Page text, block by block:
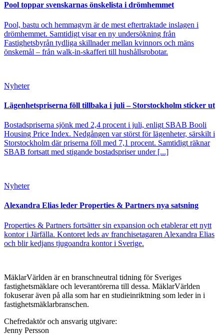
Pool toppar svenskarnas önskelista i drömhemmet
Pool, bastu och hemmagym är de mest eftertraktade inslagen i
drömhemmet. Samtidigt visar en ny undersökning från
Fastighetsbyrån tydliga skillnader mellan kvinnors och mäns
önskemål – från walk-in-skafferi till hushållsrobotar.
Nyheter
Lägenhetspriserna föll tillbaka i juli – Storstockholm sticker ut
Bostadspriserna sjönk med 2,4 procent i juli, enligt SBAB Booli
Housing Price Index. Nedgången var störst för lägenheter, särskilt i
Storstockholm där priserna föll med 7,1 procent. Samtidigt räknar
SBAB fortsatt med stigande bostadspriser under [...]
Nyheter
Alexandra Elias leder Properties & Partners nya satsning
Properties & Partners fortsätter sin expansion och etablerar ett nytt
kontor i Järfälla. Kontoret leds av franchisetagaren Alexandra Elias
och blir kedjans tjugoandra kontor i Sverige.
MäklarVärlden är en branschneutral tidning för Sveriges
fastighetsmäklare och leverantörerna till dessa. MäklarVärlden
fokuserar även på alla som har en studieinriktning som leder in i
fastighetsmäklarbranschen.
Chefredaktör och ansvarig utgivare:
Jenny Persson